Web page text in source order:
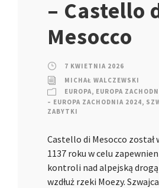
– Castello
Mesocco
7 KWIETNIA 2026
MICHAŁ WALCZEWSKI
EUROPA, EUROPA
– EUROPA ZACHODNIA 2024,
ZABYTKI
Castello di Mesocco został
1137 roku w celu
kontroli nad alpejską drogą
wzdłuż rzeki Moezy.